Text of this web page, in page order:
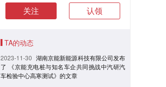
关注 认领
TA的动态
2023-11-30 湖南京能新能源科技有限公司发布
了 《京能充电桩与知名车企共同挑战中汽研汽
车检验中心高寒测试》的文章